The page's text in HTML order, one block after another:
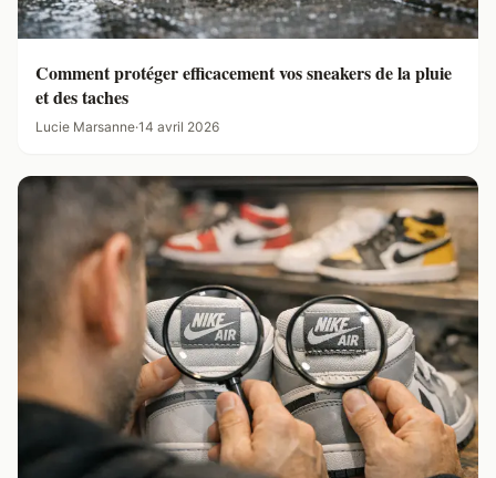
Comment protéger efficacement vos sneakers de la pluie
et des taches
Lucie Marsanne·14 avril 2026